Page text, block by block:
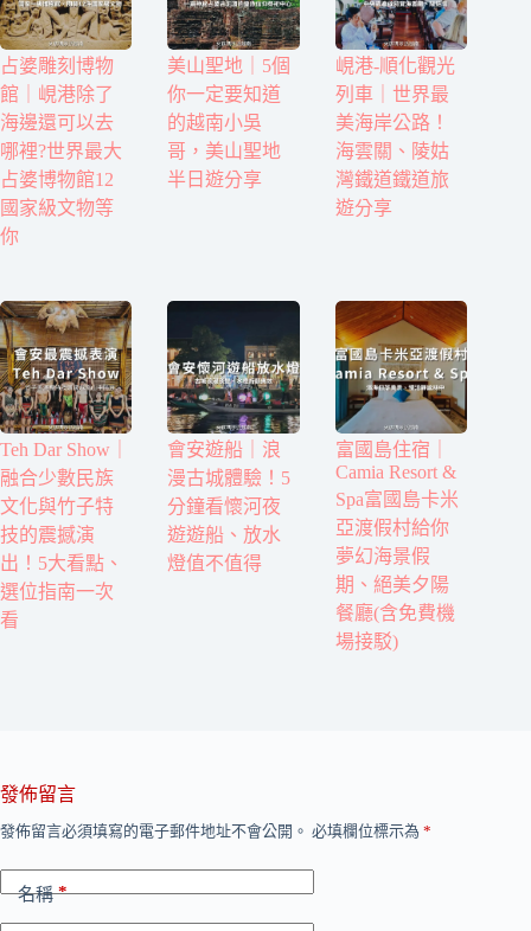
占婆雕刻博物
館｜峴港除了
海邊還可以去
哪裡?世界最大
占婆博物館12
國家級文物等
你
美山聖地｜5個
你一定要知道
的越南小吳
哥，美山聖地
半日遊分享
峴港-順化觀光
列車｜世界最
美海岸公路！
海雲關、陵姑
灣鐵道鐵道旅
遊分享
Teh Dar Show｜
融合少數民族
文化與竹子特
技的震撼演
出！5大看點、
選位指南一次
看
會安遊船｜浪
漫古城體驗！5
分鐘看懷河夜
遊遊船、放水
燈值不值得
富國島住宿｜
Camia Resort &
Spa富國島卡米
亞渡假村給你
夢幻海景假
期、絕美夕陽
餐廳(含免費機
場接駁)
發佈留言
發佈留言必須填寫的電子郵件地址不會公開。 必填欄位標示為 *
名稱*